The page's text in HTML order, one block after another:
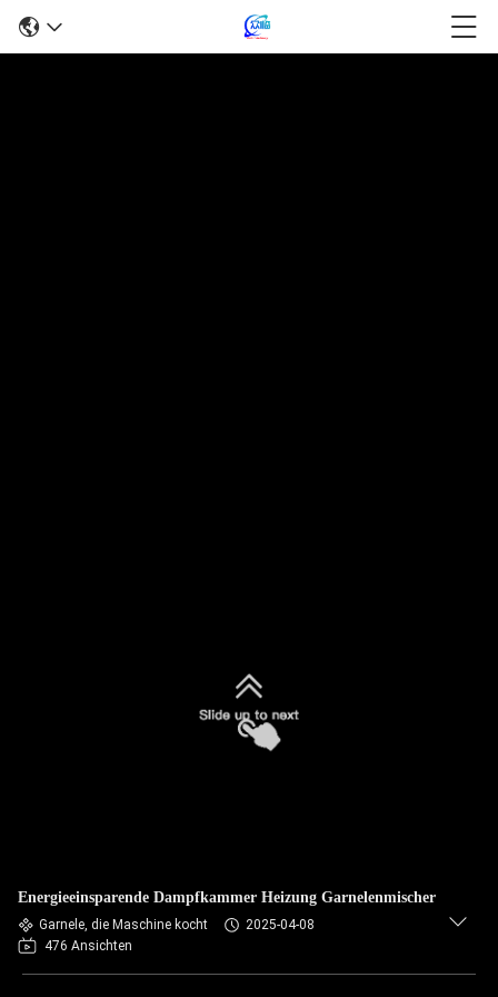
Energieeinsparende Dampfkammer Heizung Garnelenmischer
Garnele, die Maschine kocht
2025-04-08
476 Ansichten